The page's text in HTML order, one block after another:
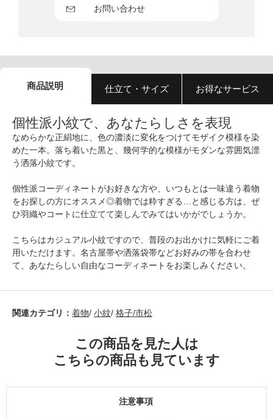
お問い合わせ
商品説明 仕立て・サイズ お得なサービス
個性派小紋で、あなたらしさを表現
なめらかな正絹地に、色の濃淡に変化をつけてモザイク模様を染
めた一本。落ち着いた黒と、幾何学的な模様がモダンな雰囲気漂
う洒落小紋です。
個性派コーディネートがお好きな方や、いつもとは一味違う着物
をお探しの方にオススメ◎着物では粋すぎる…と感じる方は、ぜ
ひ羽織やコートに仕立てて楽しんでみてはいかがでしょうか。
こちらはカジュアル小紋ですので、普段のお出かけに気軽にご着
用いただけます。名古屋帯や洒落袋帯などお好みの帯を合わせ
て、あなたらしい自由なコーディネートをお楽しみください。
関連カテゴリ： 着物/ 小紋/ 格子/市松
この商品を見た人は
こちらの商品も見ています
注意事項